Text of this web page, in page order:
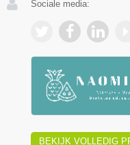
Sociale media:
BEKIJK VOLLEDIG